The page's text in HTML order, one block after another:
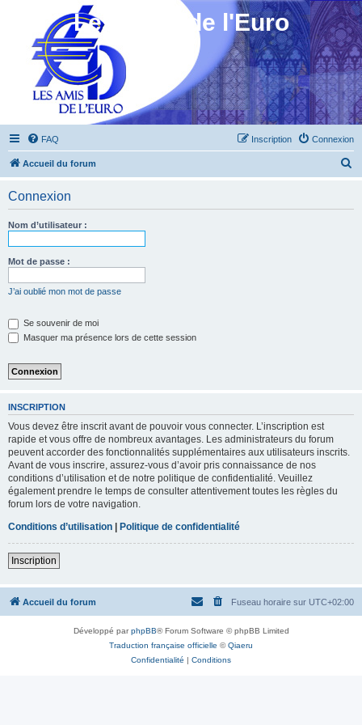
Les Amis de l'Euro
FAQ Connexion
Inscription
Accueil du forum
Connexion
Nom d’utilisateur :
Mot de passe :
J’ai oublié mon mot de passe
Se souvenir de moi
Masquer ma présence lors de cette session
INSCRIPTION
Vous devez être inscrit avant de pouvoir vous connecter. L’inscription est
rapide et vous offre de nombreux avantages. Les administrateurs du forum
peuvent accorder des fonctionnalités supplémentaires aux utilisateurs inscrits.
Avant de vous inscrire, assurez-vous d’avoir pris connaissance de nos
conditions d’utilisation et de notre politique de confidentialité. Veuillez
également prendre le temps de consulter attentivement toutes les règles du
forum lors de votre navigation.
Conditions d’utilisation | Politique de confidentialité
Inscription
Accueil du forum Fuseau horaire sur UTC+02:00
Développé parphpBB® Forum Software © phpBB Limited
Traduction française officielle ©Qiaeru
Confidentialité | Conditions